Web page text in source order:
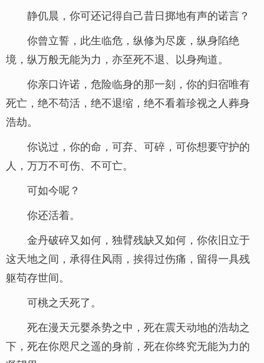
静仉晨，你可还记得自己昔日掷地有声的诺言？
你曾立誓，此生临危，纵修为尽废，纵身陷绝
境，纵万般无能为力，亦至死不退、以身殉道。
你亲口许诺，危险临身的那一刻，你的归宿唯有
死亡，绝不苟活，绝不退缩，绝不看着珍视之人葬身
浩劫。
你说过，你的命，可弃、可碎，可你想要守护的
人，万万不可伤、不可亡。
可如今呢？
你还活着。
金丹破碎又如何，独臂残缺又如何，你依旧立于
这天地之间，承得住风雨，挨得过伤痛，留得一具残
躯苟存世间。
可桃之夭死了。
死在漫天元婴杀势之中，死在震天动地的浩劫之
下，死在你咫尺之遥的身前，死在你终究无能为力的